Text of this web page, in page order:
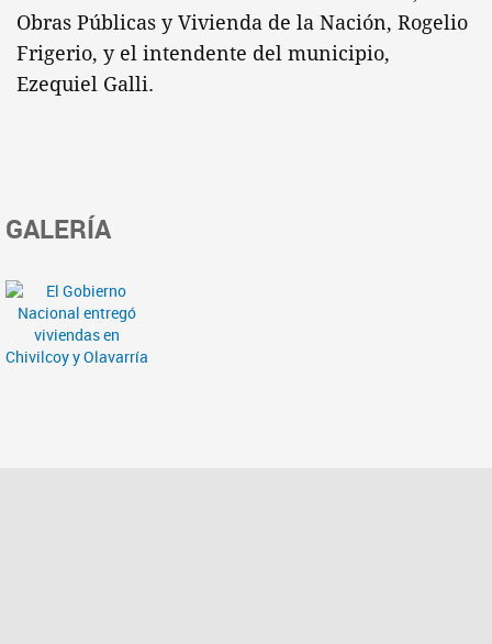
Obras Públicas y Vivienda de la Nación, Rogelio
Frigerio, y el intendente del municipio,
Ezequiel Galli.
GALERÍA